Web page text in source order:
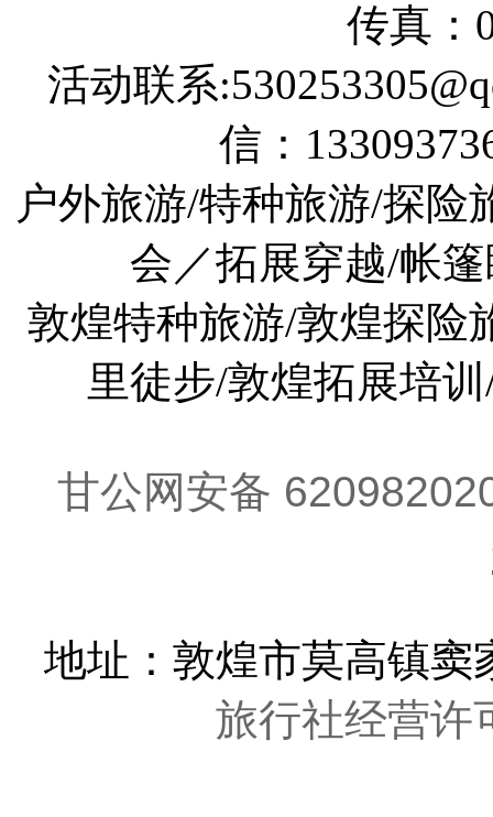
传真：
活动联系
信：
户外旅游/特种旅游/探险
会／拓展穿越/帐
敦煌特种旅游/敦煌探险
里徒步/敦煌拓展培
甘公网安备
地址：敦煌市莫高镇
旅行社经营许